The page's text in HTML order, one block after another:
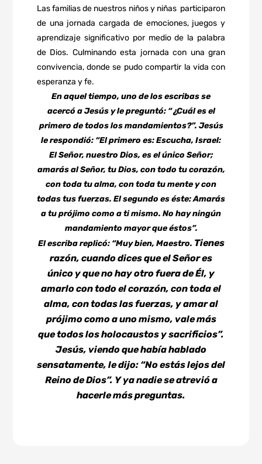
Las familias de nuestros niños y niñas participaron
de una jornada cargada de emociones, juegos y
aprendizaje significativo por medio de la palabra
de Dios. Culminando esta jornada con una gran
convivencia, donde se pudo compartir la vida con
esperanza y fe.
En aquel tiempo, uno de los escribas se
acercó a Jesús y le preguntó: “¿Cuál es el
primero de todos los mandamientos?”. Jesús
le respondió: “El primero es: Escucha, Israel:
El Señor, nuestro Dios, es el único Señor;
amarás al Señor, tu Dios, con todo tu corazón,
con toda tu alma, con toda tu mente y con
todas tus fuerzas. El segundo es éste: Amarás
a tu prójimo como a ti mismo. No hay ningún
mandamiento mayor que éstos”.
El escriba replicó: “Muy bien, Maestro. Tienes
razón, cuando dices que el Señor es
único y que no hay otro fuera de Él, y
amarlo con todo el corazón, con toda el
alma, con todas las fuerzas, y amar al
prójimo como a uno mismo, vale más
que todos los holocaustos y sacrificios”.
Jesús, viendo que había hablado
sensatamente, le dijo: “No estás lejos del
Reino de Dios”. Y ya nadie se atrevió a
hacerle más preguntas.